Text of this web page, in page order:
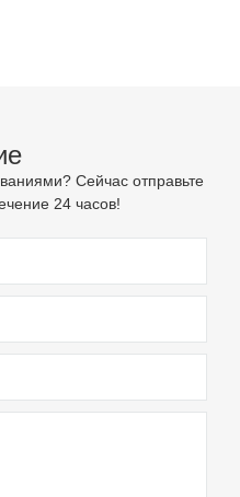
Сейчас отправьте
24 часов!